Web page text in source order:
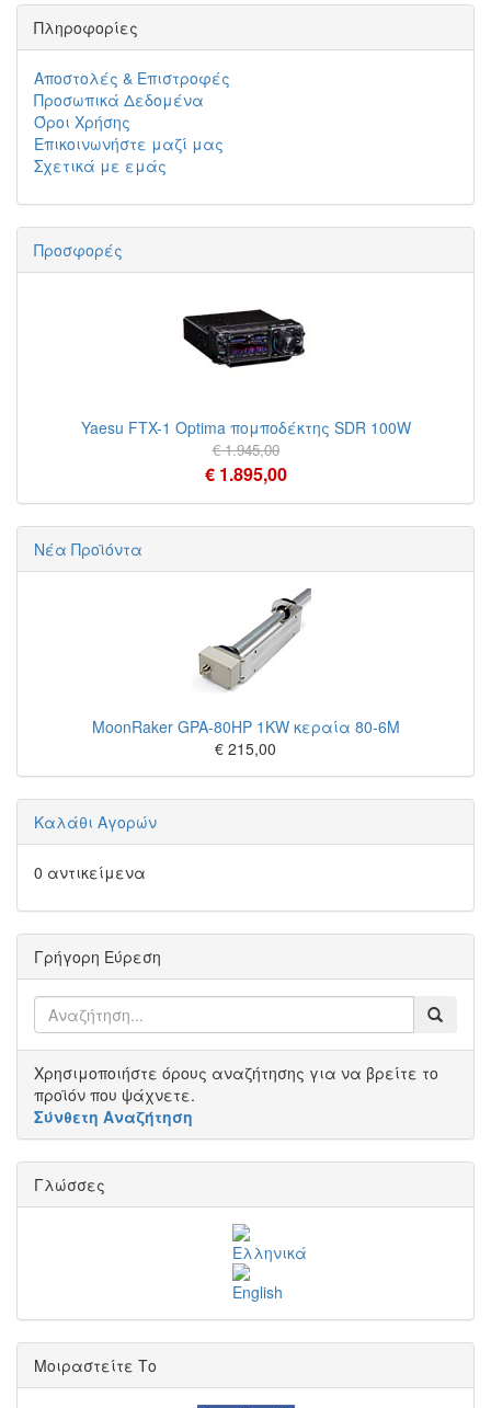
Πληροφορίες
Αποστολές & Επιστροφές
Προσωπικά Δεδομένα
Όροι Χρήσης
Επικοινωνήστε μαζί μας
Σχετικά με εμάς
Προσφορές
Yaesu FTX-1 Optima πομποδέκτης SDR 100W
€ 1.945,00
€ 1.895,00
Νέα Προϊόντα
MoonRaker GPA-80HP 1KW κεραία 80-6M
€ 215,00
Καλάθι Αγορών
0 αντικείμενα
Γρήγορη Εύρεση
Χρησιμοποιήστε όρους αναζήτησης για να βρείτε το
προϊόν που ψάχνετε.
Σύνθετη Αναζήτηση
Γλώσσες
Μοιραστείτε Το